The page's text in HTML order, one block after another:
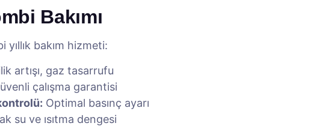
Bakımı
bakım hizmeti:
artışı, gaz tasarrufu
çalışma garantisi
Optimal basınç ayarı
su ve ısıtma dengesi